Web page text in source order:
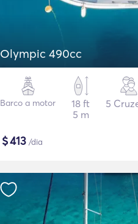
Olympic 490cc
Barco a motor
18 ft
5 m
5
$413 /dia